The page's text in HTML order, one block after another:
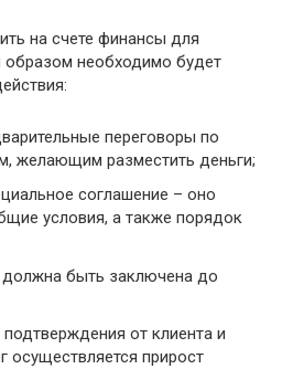
на счете финансы для
образом необходимо будет
переговоры по
желающим разместить деньги;
соглашение – оно
условия, а также порядок
должна быть заключена до
от клиента и
осуществляется прирост